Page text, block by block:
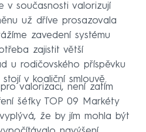
v současnosti valorizují
už dříve prosazovala
zavedení systému
zajistit větší
u rodičovského příspěvku
v koaliční smlouvě.
valorizaci, není zatím
šéfky TOP 09 Markéty
že by jím mohla být